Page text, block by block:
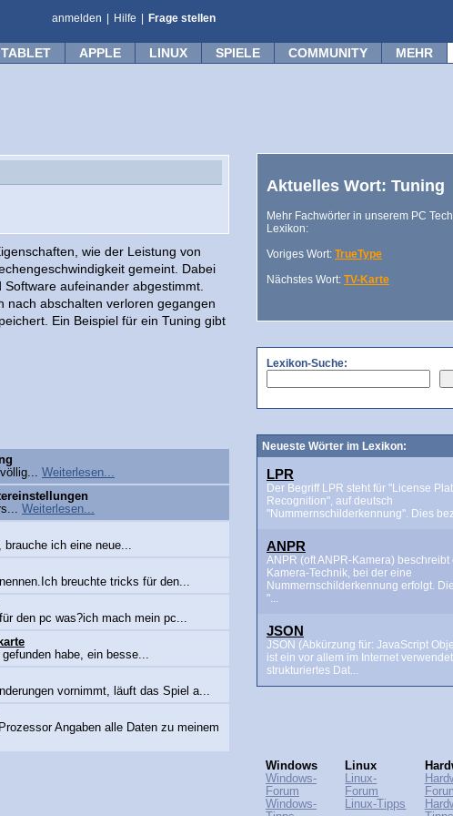
anmelden Hilfe Frage stellen
APPLE LINUX SPIELE COMMUNITY MEHR
wie der Leistung von
gemeint. Dabei
aufeinander abgestimmt.
nach abschalten verloren gegangen
Ein Beispiel für ein Tuning gibt
Weiterlesen...
Weiterlesen...
brauche ich eine neue...
breuchte tricks für den...
den pc was?ich mach mein pc...
habe, ein besse...
vornimmt, läuft das Spiel a...
Angaben alle Daten zu meinem
Aktuelles Wort: Tuning
Mehr Fachwörter in unserem PC
Lexikon:
Voriges Wort: TrueType
Nächstes Wort: TV-Karte
Lexikon-Suche:
Neueste Wörter im Lexikon:
LPR
Der Begriff LPR steht für "License
Recognition", auf deutsch
"Nummernschilderkennung". Dies
ANPR
ANPR (oft ANPR-Kamera) beschreibt
Kamera-Technik, bei der eine
Nummernschilderkennung erfolgt.
"...
JSON
JSON (Abkürzung für: JavaScript
ist ein vor allem im Internet
strukturiertes Dat...
Windows
Windows-
Forum
Windows-
Linux
Linux-
Forum
Linux-Tipps